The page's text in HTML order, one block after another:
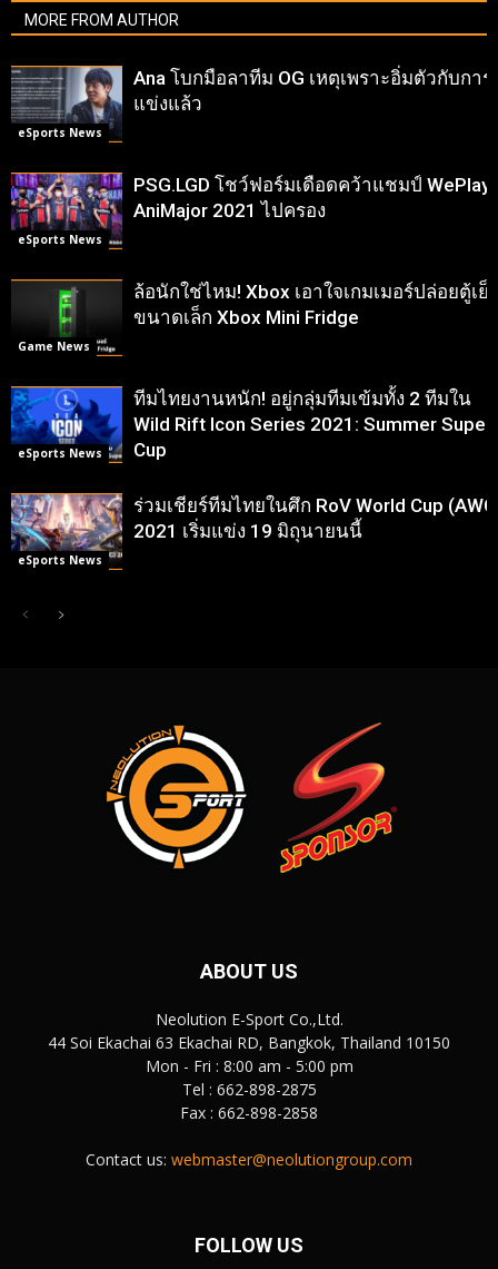
MORE FROM AUTHOR
eSports News
Ana โบกมือลาทีม OG เหตุเพราะอิ่มตัวกับการ
แข่งแล้ว
eSports News
PSG.LGD โชว์ฟอร์มเดือดคว้าแชมป์ WePlay
AniMajor 2021 ไปครอง
Game News
ล้อนักใช่ไหม! Xbox เอาใจเกมเมอร์ปล่อยตู้เย็
ขนาดเล็ก Xbox Mini Fridge
eSports News
ทีมไทยงานหนัก! อยู่กลุ่มทีมเข้มทั้ง 2 ทีมใน
Wild Rift Icon Series 2021: Summer Super
Cup
eSports News
ร่วมเชียร์ทีมไทยในศึก RoV World Cup
2021 เริ่มแข่ง 19 มิถุนายนนี้
ABOUT US
Neolution E-Sport Co.,Ltd.
44 Soi Ekachai 63 Ekachai RD, Bangkok, Thailand 10150
Mon - Fri : 8:00 am - 5:00 pm
Tel : 662-898-2875
Fax : 662-898-2858
Contact us: webmaster@neolutiongroup.com
FOLLOW US